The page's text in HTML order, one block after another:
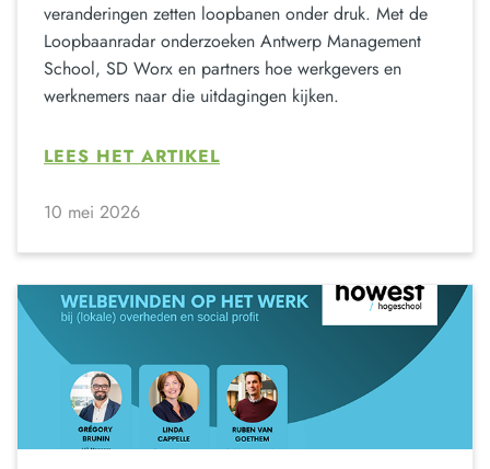
veranderingen zetten loopbanen onder druk. Met de
Loopbaanradar onderzoeken Antwerp Management
School, SD Worx en partners hoe werkgevers en
werknemers naar die uitdagingen kijken.
LEES HET ARTIKEL
10 mei 2026